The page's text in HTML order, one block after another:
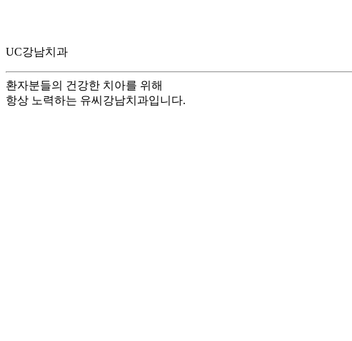
UC강남치과
환자분들의 건강한 치아를 위해
항상 노력하는 유씨강남치과입니다.